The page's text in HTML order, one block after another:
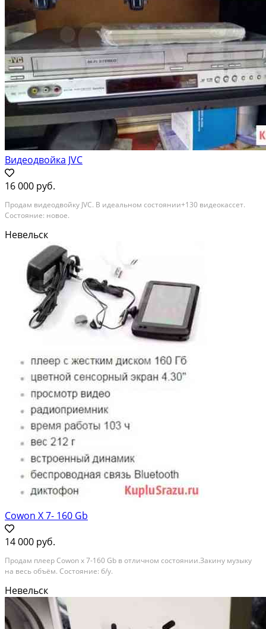
Видеодвойка JVC
16 000 руб.
Продам видеодвойку JVC. В идеальном состоянии+130 видеокассет.
Состояние: новое.
Невельск
Cowon X 7- 160 Gb
14 000 руб.
Продам плеер Cowon x 7-160 Gb в отличном состоянии.Закину музыку
на весь объём. Состояние: б/у.
Невельск